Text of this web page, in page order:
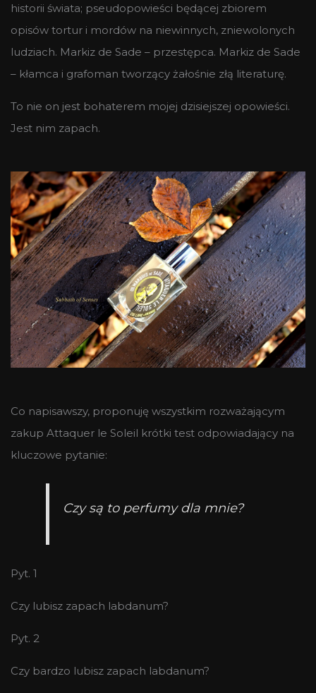
historii świata; pseudopowieści będącej zbiorem
opisów tortur i mordów na niewinnych, zniewolonych
ludziach. Markiz de Sade – przestępca. Markiz de Sade
– kłamca i grafoman tworzący żałośnie złą literaturę.
To nie on jest bohaterem mojej dzisiejszej opowieści.
Jest nim zapach.
Co napisawszy, proponuję wszystkim rozważającym
zakup Attaquer le Soleil krótki test odpowiadający na
kluczowe pytanie:
Czy są to perfumy dla mnie?
Pyt. 1
Czy lubisz zapach labdanum?
Pyt. 2
Czy bardzo lubisz zapach labdanum?